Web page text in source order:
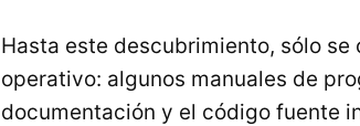
Hasta este descubrimiento, sólo
operativo: algunos manuales de
documentación y el código fuente